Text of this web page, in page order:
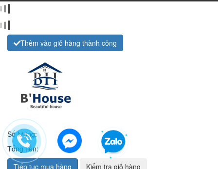
Thêm vào giỏ hàng thành công
Số lượng:
Tổng tiền:
Tiếp tục mua hàng
Kiểm tra giỏ hàng